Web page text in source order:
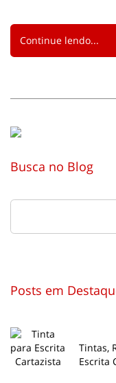
Continue lendo...
Busca no Blog
Posts em
Tintas,
Escrita